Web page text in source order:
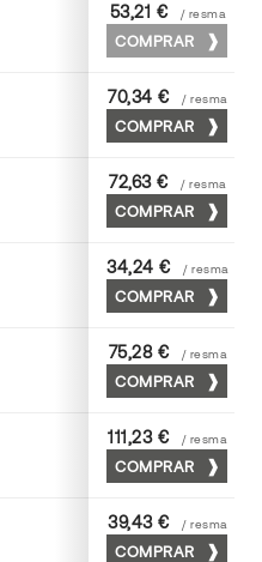
75 x 53
53,21 € / resma
COMPRAR
72 x 102
70,34 € / resma
COMPRAR
70 x 100
72,63 € / resma
COMPRAR
45 x 64
34,24 € / resma
COMPRAR
65 x 90
75,28 € / resma
COMPRAR
70 x 100
111,23 € / resma
COMPRAR
52 x 70
39,43 € / resma
COMPRAR